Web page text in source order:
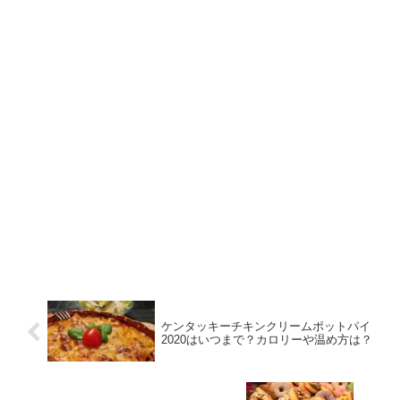
ケンタッキーチキンクリームポットパイ
2020はいつまで？カロリーや温め方は？